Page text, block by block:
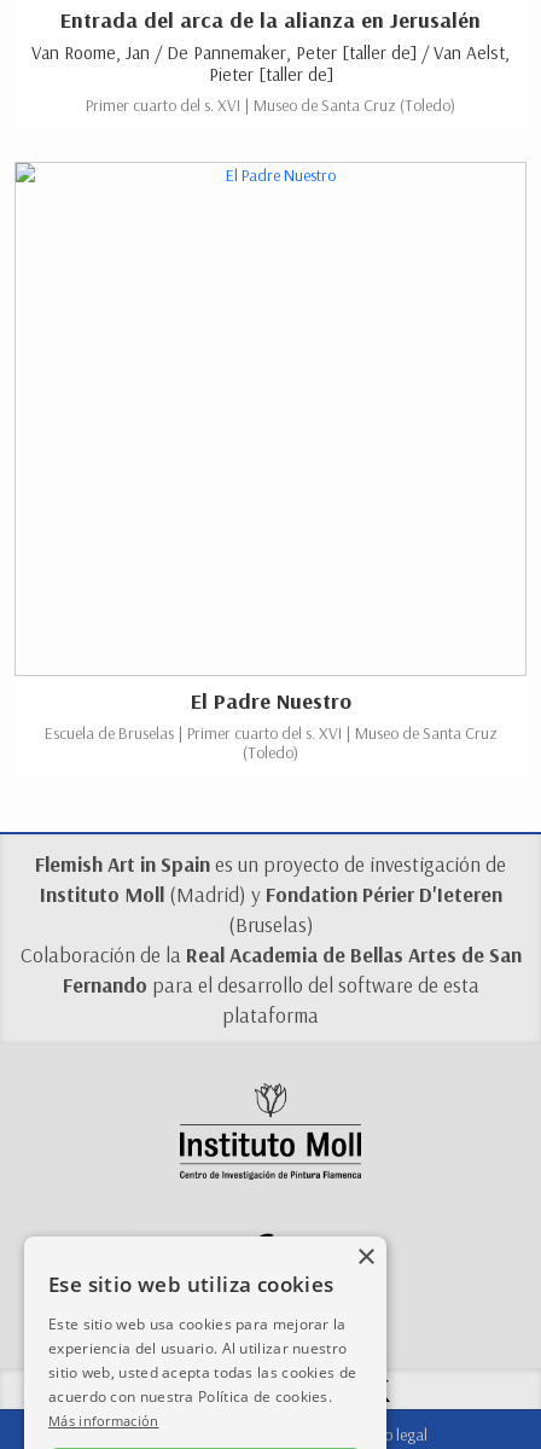
Entrada del arca de la alianza en Jerusalén
Van Roome, Jan / De Pannemaker, Peter [taller de] / Van Aelst,
Pieter [taller de]
Primer cuarto del s. XVI | Museo de Santa Cruz (Toledo)
El Padre Nuestro
Escuela de Bruselas | Primer cuarto del s. XVI | Museo de Santa Cruz
(Toledo)
Flemish Art in Spaines un proyecto de investigación de
Instituto Moll(Madrid) y Fondation Périer D'Ieteren
(Bruselas)
Colaboración de la Real Academia de Bellas Artes de San
Fernando para el desarrollo del software de esta
plataforma
Compartir esta web:
Contacto Aviso legal
×
Ese sitio web utiliza cookies
Este sitio web usa cookies para mejorar la
experiencia del usuario. Al utilizar nuestro
sitio web, usted acepta todas las cookies de
acuerdo con nuestra Política de cookies.
Más información